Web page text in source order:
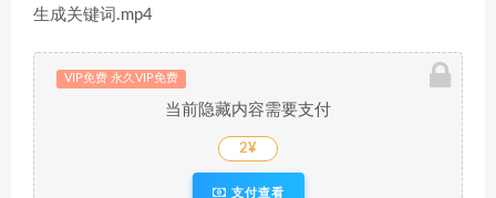
生成关键词.mp4
VIP免费 永久VIP免费
当前隐藏内容需要支付
2¥
支付查看